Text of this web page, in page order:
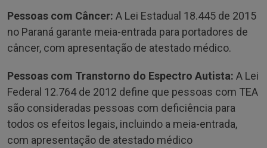
Pessoas com Câncer: A Lei Estadual 18.445 de 2015
no Paraná garante meia-entrada para portadores de
câncer, com apresentação de atestado médico.
Pessoas com Transtorno do Espectro Autista: A Lei
Federal 12.764 de 2012 define que pessoas com TEA
são consideradas pessoas com deficiência para
todos os efeitos legais, incluindo a meia-entrada,
com apresentação de atestado médico